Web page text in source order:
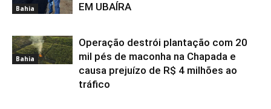
Bahia
EM UBAÍRA
Bahia
Operação destrói plantação com 20
mil pés de maconha na Chapada e
causa prejuízo de R$ 4 milhões ao
tráfico